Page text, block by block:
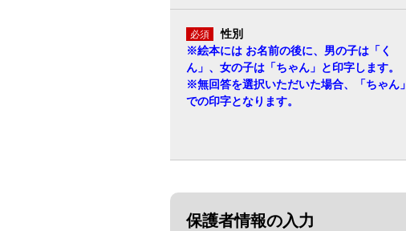
必須
性別
※絵本には お名前の後に、男の子は「く
ん」、女の子は「ちゃん」と印字します。
※無回答を選択いただいた場合、「ちゃん」
での印字となります。
保護者情報の入力